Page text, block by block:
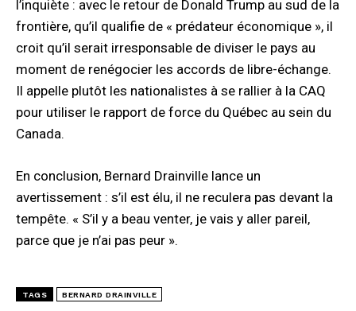
l’inquiète : avec le retour de Donald Trump au sud de la
frontière, qu’il qualifie de « prédateur économique », il
croit qu’il serait irresponsable de diviser le pays au
moment de renégocier les accords de libre-échange.
Il appelle plutôt les nationalistes à se rallier à la CAQ
pour utiliser le rapport de force du Québec au sein du
Canada.
En conclusion, Bernard Drainville lance un
avertissement : s’il est élu, il ne reculera pas devant la
tempête. « S’il y a beau venter, je vais y aller pareil,
parce que je n’ai pas peur ».
TAGS BERNARD DRAINVILLE